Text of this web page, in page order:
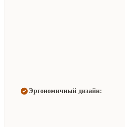
Эргономичный дизайн: